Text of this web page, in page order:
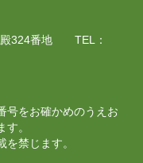
殿324番地 TEL：
号をお確かめのうえお
。
禁じます。